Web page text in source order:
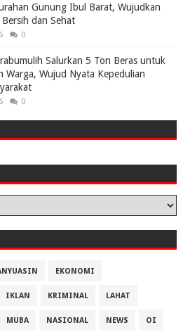
Gunung Ibul Barat, Wujudkan
dan Sehat
0
Salurkan 5 Ton Beras untuk
Warga, Wujud Nyata Kepedulian
0
EKONOMI
IKLAN KRIMINAL LAHAT
MUBA NASIONAL NEWS OI